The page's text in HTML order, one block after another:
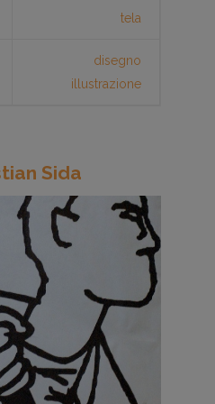
tela
disegno
illustrazione
Sida